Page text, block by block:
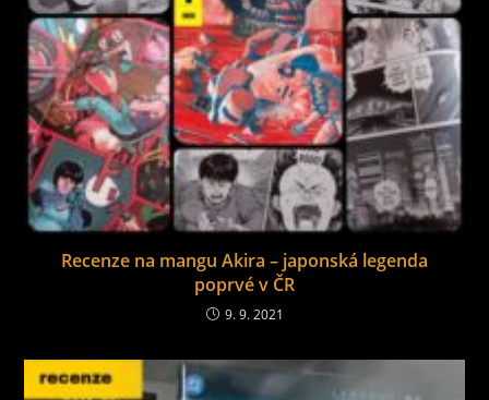
Recenze na mangu Akira – japonská legenda
poprvé v ČR
9. 9. 2021